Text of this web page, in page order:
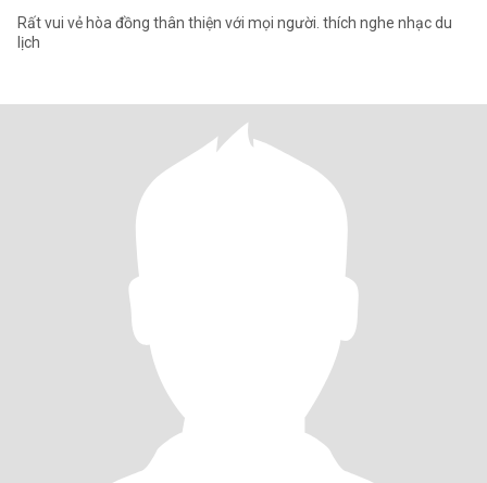
Rất vui vẻ hòa đồng thân thiện với mọi người. thích nghe nhạc du
lịch